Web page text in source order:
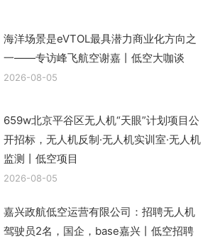
海洋场景是eVTOL最具潜力商业化方向之
一——专访峰飞航空谢嘉丨低空大咖谈
2026-08-05
659w北京平谷区无人机“天眼”计划项目公
开招标，无人机反制·无人机实训室·无人机
监测丨低空项目
2026-08-05
嘉兴政航低空运营有限公司：招聘无人机
驾驶员2名，国企，base嘉兴丨低空招聘